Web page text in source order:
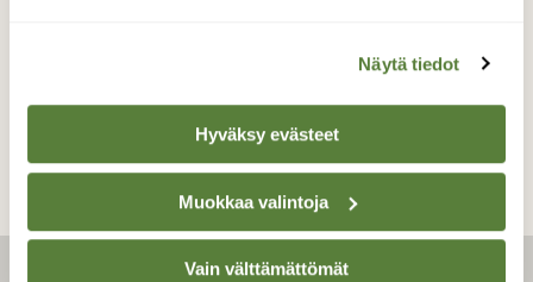
Näytä tiedot
Hyväksy evästeet
Muokkaa valintoja
Vain välttämättömät
TAKAISIN LISTAAN